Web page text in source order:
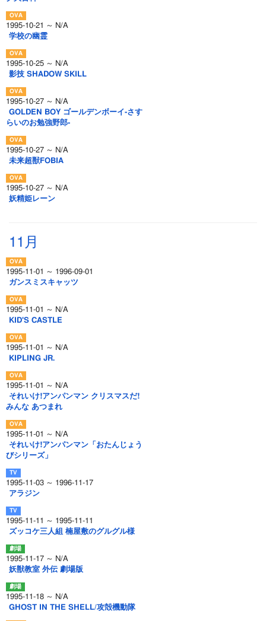
1995-10-21 ～ N/A
学校の幽霊
1995-10-25 ～ N/A
影技 SHADOW SKILL
1995-10-27 ～ N/A
GOLDEN BOY ゴールデンボーイ-さす
らいのお勉強野郎-
1995-10-27 ～ N/A
未来超獣FOBIA
1995-10-27 ～ N/A
妖精姫レーン
11月
1995-11-01 ～ 1996-09-01
ガンスミスキャッツ
1995-11-01 ～ N/A
KID'S CASTLE
1995-11-01 ～ N/A
KIPLING JR.
1995-11-01 ～ N/A
それいけ!アンパンマン クリスマスだ!
みんな あつまれ
1995-11-01 ～ N/A
それいけ!アンパンマン「おたんじょう
びシリーズ」
1995-11-03 ～ 1996-11-17
アラジン
1995-11-11 ～ 1995-11-11
ズッコケ三人組 楠屋敷のグルグル様
1995-11-17 ～ N/A
妖獣教室 外伝 劇場版
1995-11-18 ～ N/A
GHOST IN THE SHELL/攻殻機動隊